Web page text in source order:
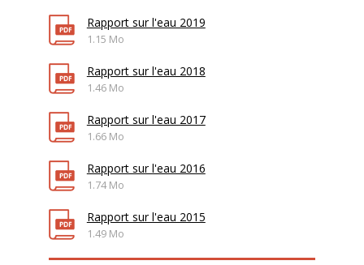
Rapport sur l'eau 2019
1.15 Mo
Rapport sur l'eau 2018
1.46 Mo
Rapport sur l'eau 2017
1.66 Mo
Rapport sur l'eau 2016
1.74 Mo
Rapport sur l'eau 2015
1.49 Mo